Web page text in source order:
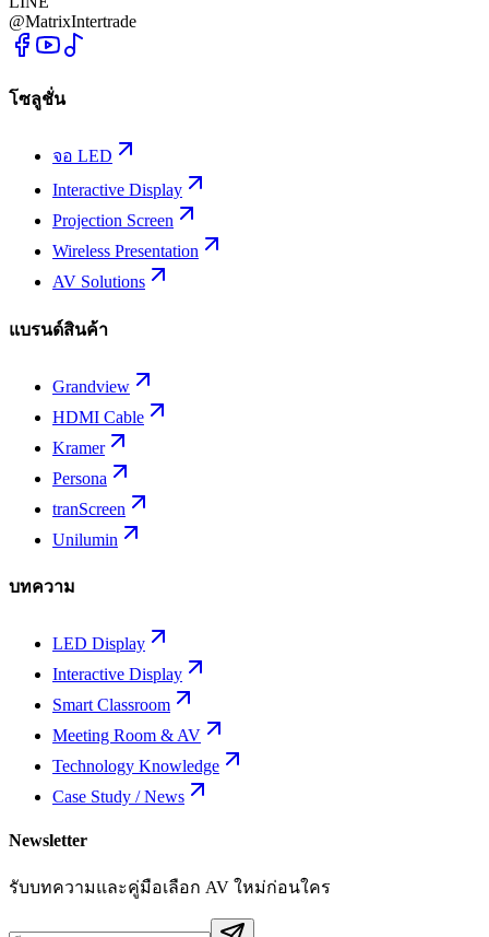
@MatrixIntertrade
โซลูชั่น
จอ LED
Interactive Display
Projection Screen
Wireless Presentation
AV Solutions
แบรนด์สินค้า
Grandview
HDMI Cable
Kramer
Persona
tranScreen
Unilumin
บทความ
LED Display
Interactive Display
Smart Classroom
Meeting Room & AV
Technology Knowledge
Case Study / News
Newsletter
รับบทความและคู่มือเลือก AV ใหม่ก่อนใคร